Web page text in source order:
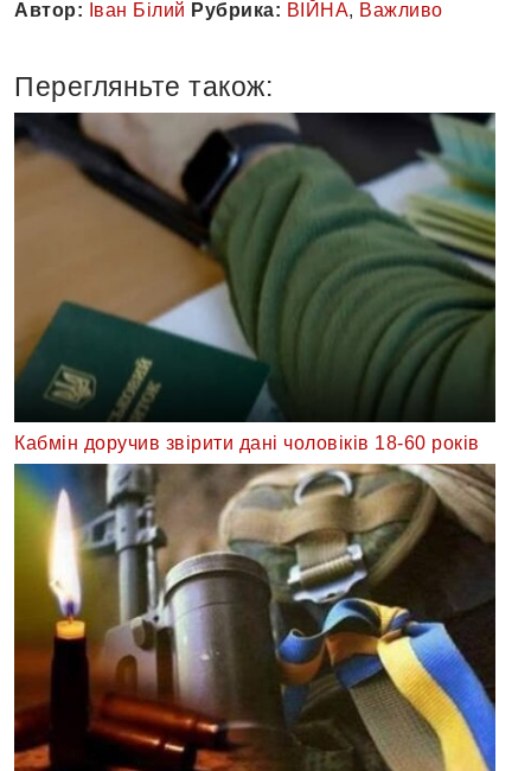
Автор: Іван Білий Рубрика: ВІЙНА, Важливо
Перегляньте також:
Кабмін доручив звірити дані чоловіків 18-60 років